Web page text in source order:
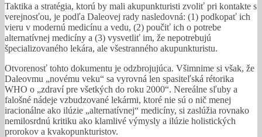
Taktika a stratégia, ktorú by mali akupunkturisti zvoliť pri kontakte s
verejnosťou, je podľa Daleovej rady nasledovná: (1) podkopať ich
vieru v modernú medicínu a vedu, (2) poučiť ich o potrebe
alternatívnej medicíny a (3) vysvetliť im, že nepotrebujú
špecializovaného lekára, ale všestranného akupunkturistu.
Otvorenosť tohto dokumentu je odzbrojujúca. Všimnime si však, že
Daleovmu „novému veku“ sa vyrovná len spasiteľská rétorika
WHO o „zdraví pre všetkých do roku 2000“. Nereálne sľuby a
falošné nádeje vzbudzované lekármi, ktoré nie sú o nič menej
iracionálne ako ilúzie „alternatívnej“ medicíny, si zaslúžia rovnako
nemilosrdnú kritiku ako klamlivé výmysly a ilúzie holistických
prorokov a kvakopunkturistov.